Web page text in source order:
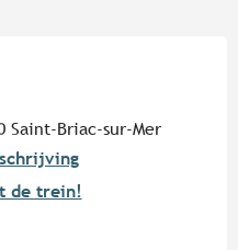
Saint-Briac-sur-Mer
de trein!